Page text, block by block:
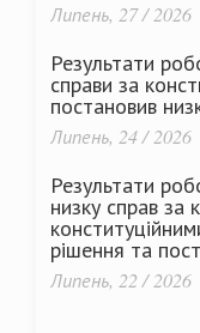
Липень, 27 / 2026
Результати
справи за
постановив
Липень, 24 / 2026
Результати
низку справ за
рішення та
Липень, 22 / 2026